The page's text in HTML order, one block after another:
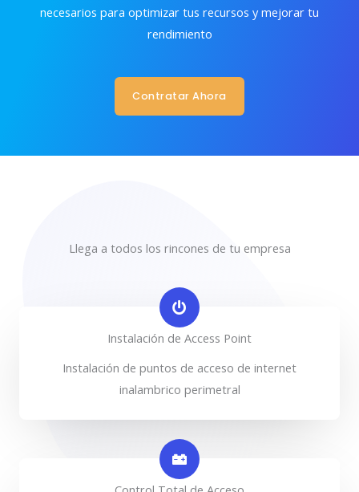
necesarios para optimizar tus recursos y mejorar tu
rendimiento
Contratar Ahora
Llega a todos los rincones de tu empresa
Instalación de Access Point
Instalación de puntos de acceso de internet
inalambrico perimetral